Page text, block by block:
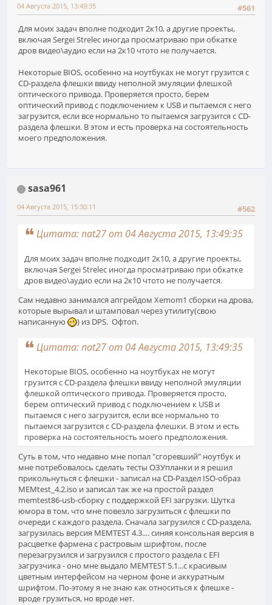
#561
04 Августа 2015, 13:49:35
Для моих задач вполне подходит 2к10, а другие проекты,
включая Sergei Strelec иногда просматриваю при обкатке
дров видео\аудио если на 2к10 чтото не получается.
Некоторые BIOS, особенно на ноутбуках не могут грузится с
CD-раздела флешки ввиду неполной эмуляции флешкой
оптического привода. Проверяется просто, берем
оптический привод с подключением к USB и пытаемся с него
загрузится, если все нормально то пытаемся загрузится с CD-
раздела флешки. В этом и есть проверка на состоятельность
моего предположения.
sasa961
#562
04 Августа 2015, 15:30:11
Цитата: nat27 от 04 Августа 2015, 13:49:35
Для моих задач вполне подходит 2к10, а другие проекты,
включая Sergei Strelec иногда просматриваю при обкатке
дров видео\аудио если на 2к10 чтото не получается.
Сам недавно занимался апгрейдом Xemom1 сборки на дрова,
которые вырывал и штамповал через утилиту(свою
написанную
) из DPS. Офтоп.
Цитата: nat27 от 04 Августа 2015, 13:49:35
Некоторые BIOS, особенно на ноутбуках не могут
грузится с CD-раздела флешки ввиду неполной эмуляции
флешкой оптического привода. Проверяется просто,
берем оптический привод с подключением к USB и
пытаемся с него загрузится, если все нормально то
пытаемся загрузится с CD-раздела флешки. В этом и есть
проверка на состоятельность моего предположения.
Суть в том, что недавно мне попал "сгоревший" ноутбук и
мне потребовалось сделать тесты ОЗУпланки и я решил
прикольнуться с флешки - записал на CD-Раздел ISO-образ
MEMtest_4.2.iso и записал так же на простой раздел
memtest86-usb-сборку с поддержкой EFI загрузки. Шутка
юмора в том, что мне повезло загрузиться с флешки по
очереди с каждого раздела. Сначала загрузился с CD-раздела,
загрузилась версия MEMTEST 4.3.... синяя консольная версия в
расцветке фармена с растровым шрифтом, после
перезагрузился и загрузился с простого раздела с EFI
загрузчика - оно мне выдало MEMTEST 5.1...с красивым
цветным интерфейсом на черном фоне и аккуратным
шрифтом. По-этому я не знаю как относиться к флешке -
вроде грузиться, но вроде нет.